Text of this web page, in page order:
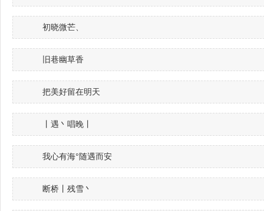
初晓微芒、
旧巷幽草香
把美好留在明天
丨遇丶唱晚丨
我心有海°随遇而安
断桥丨残雪丶